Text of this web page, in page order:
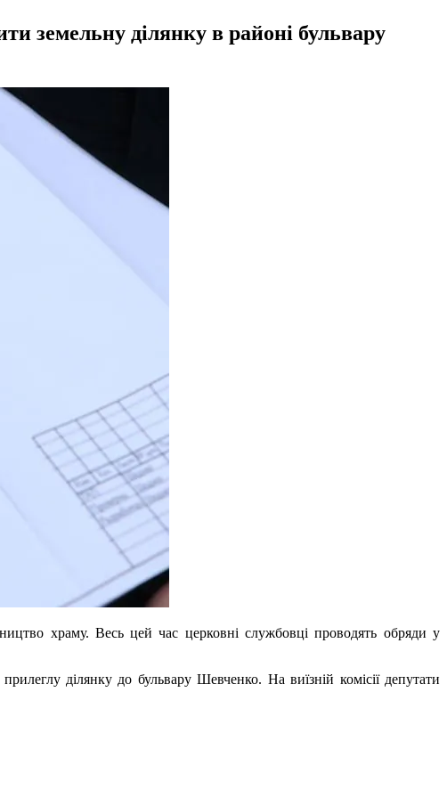
земельну ділянку в районі бульвару
храму. Весь цей час церковні службовці проводять обряди у
ділянку до бульвару Шевченко. На виїзній комісії депутати